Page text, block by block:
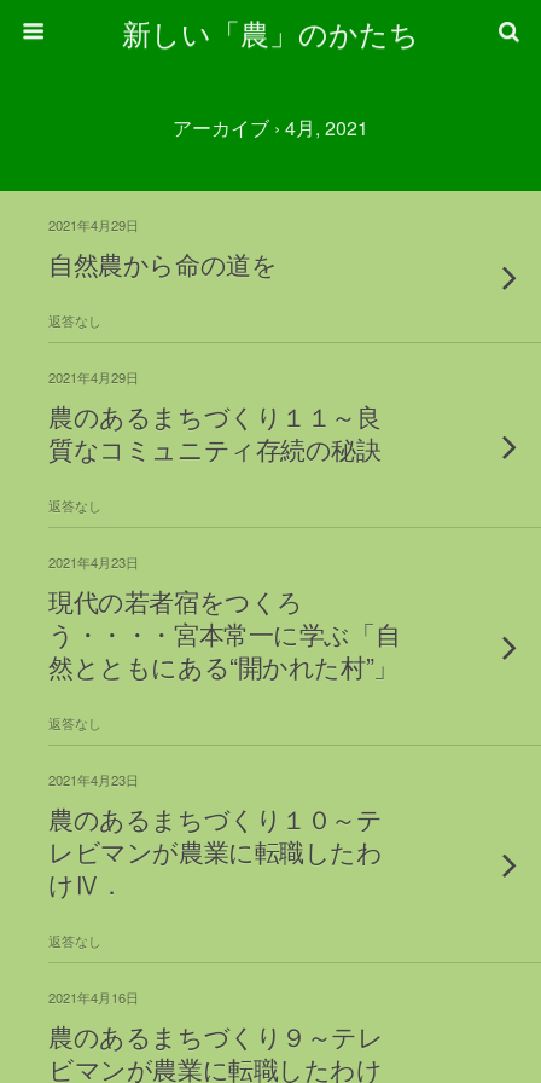
新しい「農」のかたち
アーカイブ › 4月, 2021
2021年4月29日
自然農から命の道を
返答なし
2021年4月29日
農のあるまちづくり１１～良
質なコミュニティ存続の秘訣
返答なし
2021年4月23日
現代の若者宿をつくろ
う・・・・宮本常一に学ぶ「自
然とともにある“開かれた村”」
返答なし
2021年4月23日
農のあるまちづくり１０～テ
レビマンが農業に転職したわ
けⅣ．
返答なし
2021年4月16日
農のあるまちづくり９～テレ
ビマンが農業に転職したわけ